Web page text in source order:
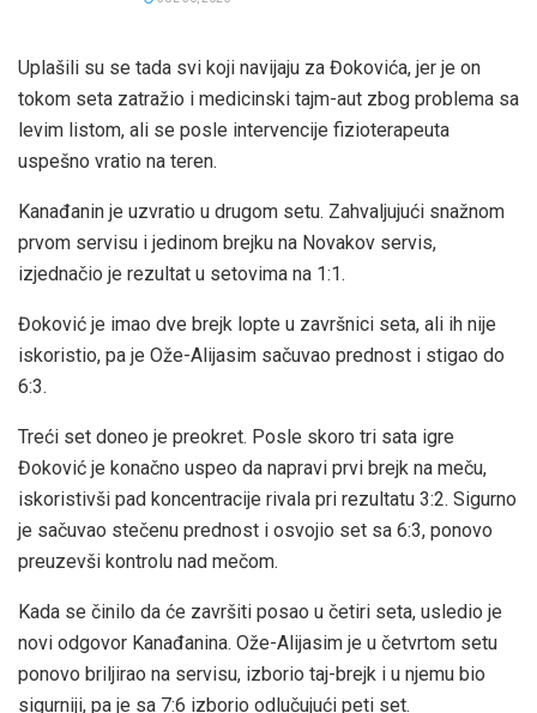
Uplašili su se tada svi koji navijaju za Đokovića, jer je on
tokom seta zatražio i medicinski tajm-aut zbog problema sa
levim listom, ali se posle intervencije fizioterapeuta
uspešno vratio na teren.
Kanađanin je uzvratio u drugom setu. Zahvaljujući snažnom
prvom servisu i jedinom brejku na Novakov servis,
izjednačio je rezultat u setovima na 1:1.
Đoković je imao dve brejk lopte u završnici seta, ali ih nije
iskoristio, pa je Ože-Alijasim sačuvao prednost i stigao do
6:3.
Treći set doneo je preokret. Posle skoro tri sata igre
Đoković je konačno uspeo da napravi prvi brejk na meču,
iskoristivši pad koncentracije rivala pri rezultatu 3:2. Sigurno
je sačuvao stečenu prednost i osvojio set sa 6:3, ponovo
preuzevši kontrolu nad mečom.
Kada se činilo da će završiti posao u četiri seta, usledio je
novi odgovor Kanađanina. Ože-Alijasim je u četvrtom setu
ponovo briljirao na servisu, izborio taj-brejk i u njemu bio
sigurniji, pa je sa 7:6 izborio odlučujući peti set.